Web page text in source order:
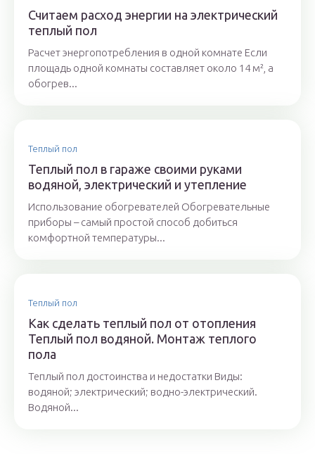
Считаем расход энергии на электрический
теплый пол
Расчет энергопотребления в одной комнате Если
площадь одной комнаты составляет около 14 м², а
обогрев...
Теплый пол
Теплый пол в гараже своими руками
водяной, электрический и утепление
Использование обогревателей Обогревательные
приборы – самый простой способ добиться
комфортной температуры...
Теплый пол
Как сделать теплый пол от отопления
Теплый пол водяной. Монтаж теплого
пола
Теплый пол достоинства и недостатки Виды:
водяной; электрический; водно-электрический.
Водяной...